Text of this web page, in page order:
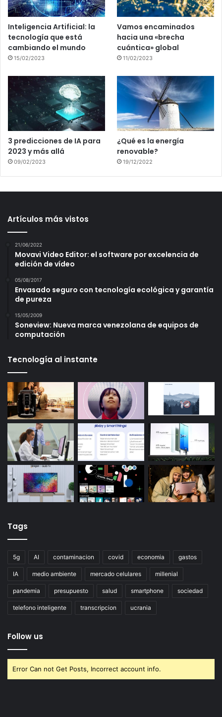
Inteligencia Artificial: la
tecnología que está
cambiando el mundo
15/02/2023
Vamos encaminados
hacia una «brecha
cuántica» global
11/02/2023
3 predicciones de IA para
2023 y más allá
09/02/2023
¿Qué es la energía
renovable?
19/12/2022
Artículos más vistos
21/06/2022
Movavi Video Editor: el software por excelencia de
edición de vídeo
05/08/2017
Envasado seguro con tecnología ecológica y garantía
de pureza
15/05/2009
Soneview: Nueva marca venezolana de equipos de
computación
Tecnología al instante
Tags
5g AI contaminacion covid economia gastos
IA medio ambiente mercado celulares millenial
pandemia presupuesto salud smartphone sociedad
telefono inteligente transcripcion ucrania
Follow us
Error Can not Get Posts, Incorrect account info.